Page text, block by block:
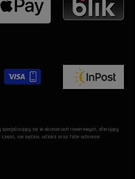
się w akcesoriach rowerowych, oferujący
narzędzia, odzież oraz folie ochronne.